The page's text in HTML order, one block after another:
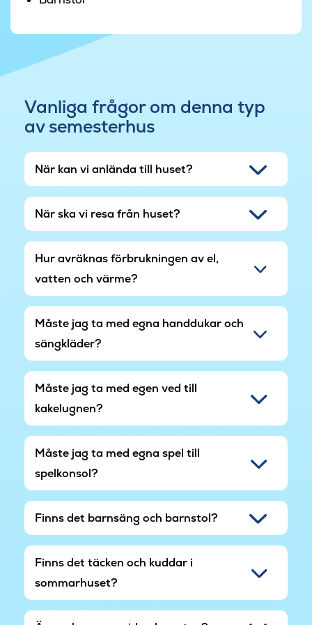
Både i sol och regn är det möjligt att ha det
trevligt på terrassen, som delvis är övertäckt. På
terrassen står en kolgrill från Weber redo för
lektorn, studsmatta och gungor i trädgården.
Vanliga frågor om denna typ
av semesterhus
När kan vi anlända till huset?
När ska vi resa från huset?
Hur avräknas förbrukningen av el,
vatten och värme?
Måste jag ta med egna handdukar och
sängkläder?
Måste jag ta med egen ved till
kakelugnen?
Måste jag ta med egna spel till
spelkonsol?
Finns det barnsäng och barnstol?
Finns det täcken och kuddar i
sommarhuset?